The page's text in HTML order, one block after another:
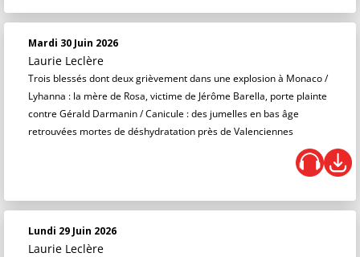
Mardi 30 Juin 2026
Laurie Leclère
Trois blessés dont deux grièvement dans une explosion à Monaco /
Lyhanna : la mère de Rosa, victime de Jérôme Barella, porte plainte
contre Gérald Darmanin / Canicule : des jumelles en bas âge
retrouvées mortes de déshydratation près de Valenciennes
Lundi 29 Juin 2026
Laurie Leclère